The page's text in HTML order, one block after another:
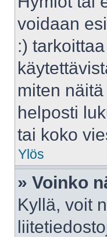
voidaan
:)
miten
helposti
tai koko
Ylös
» Voinko
Kyllä, voit